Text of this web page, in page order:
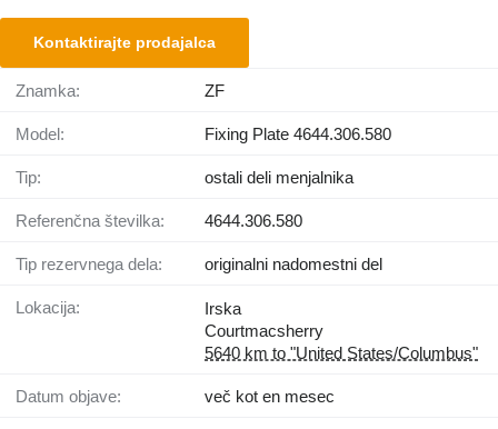
Kontaktirajte prodajalca
Znamka: ZF
Model: Fixing Plate 4644.306.580
Tip: ostali deli menjalnika
Referenčna številka: 4644.306.580
Tip rezervnega dela: originalni nadomestni del
Lokacija:
Irska
Courtmacsherry
5640 km to "United States/Columbus"
Datum objave: več kot en mesec